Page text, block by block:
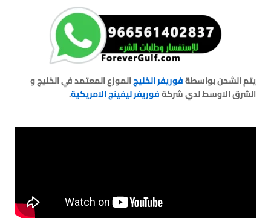
يتم الشحن بواسطةفوريفر الخليجالموزع المعتمد في الخليج و
الشرق الاوسط لدي شركةفوريفر ليفينج الامريكية.